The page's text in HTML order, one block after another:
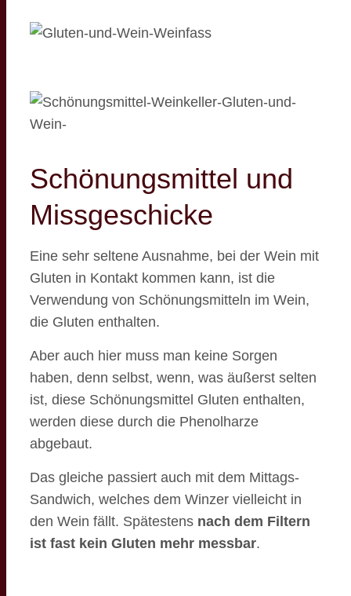
Schönungsmittel und
Missgeschicke
Eine sehr seltene Ausnahme, bei der Wein mit
Gluten in Kontakt kommen kann, ist die
Verwendung von Schönungsmitteln im Wein,
die Gluten enthalten.
Aber auch hier muss man keine Sorgen
haben, denn selbst, wenn, was äußerst selten
ist, diese Schönungsmittel Gluten enthalten,
werden diese durch die Phenolharze
abgebaut.
Das gleiche passiert auch mit dem Mittags-
Sandwich, welches dem Winzer vielleicht in
den Wein fällt. Spätestens nach dem Filtern
ist fast kein Gluten mehr messbar.